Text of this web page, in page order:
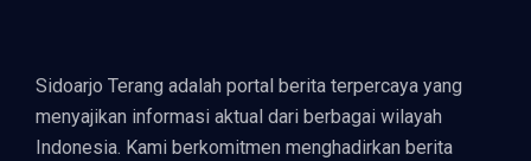
Sidoarjo Terang adalah portal berita terpercaya yang
menyajikan informasi aktual dari berbagai wilayah
Indonesia. Kami berkomitmen menghadirkan berita